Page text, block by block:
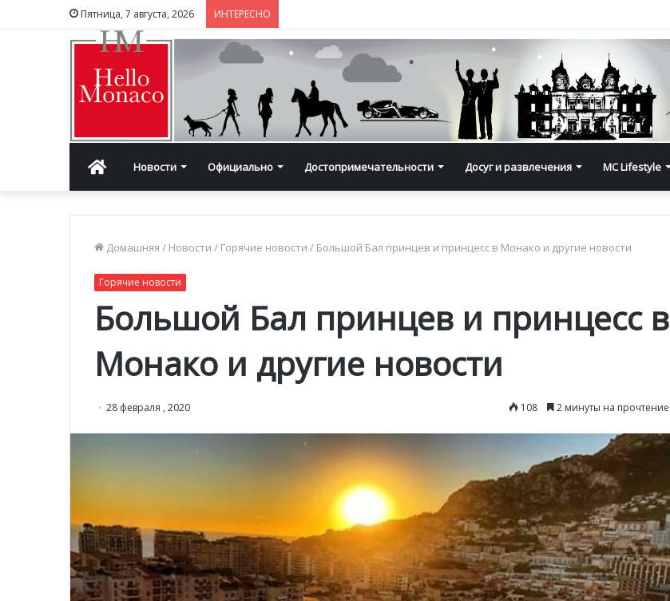
Пятница, 7 августа, 2026 ИНТЕРЕСНО
ГлавнаяНовости Официально Достопримечательности Досуг и развлечения MC Lifestyle
Домашняя / Новости / Горячие новости / Большой Бал принцев и принцесс в Монако и другие новости
Горячие новости
Большой Бал принцев и принцесс в
Монако и другие новости
28 февраля , 2020 108 2 минуты на прочтение